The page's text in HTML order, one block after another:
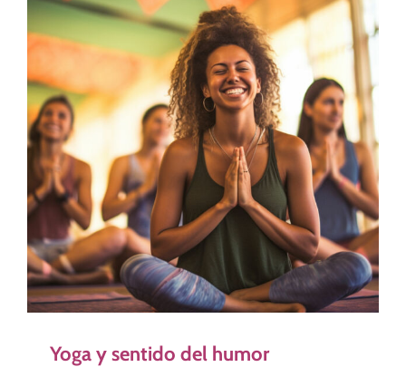
Yoga y sentido del humor